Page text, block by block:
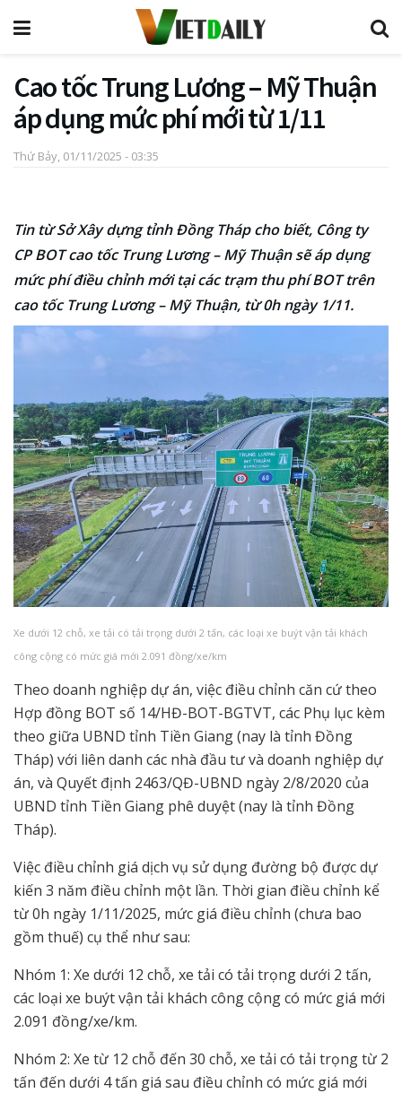
Cao tốc Trung Lương – Mỹ Thuận
áp dụng mức phí mới từ 1/11
Thứ Bảy, 01/11/2025 - 03:35
Tin từ Sở Xây dựng tỉnh Đồng Tháp cho biết, Công ty
CP BOT cao tốc Trung Lương – Mỹ Thuận sẽ áp dụng
mức phí điều chỉnh mới tại các trạm thu phí BOT trên
cao tốc Trung Lương – Mỹ Thuận, từ 0h ngày 1/11.
Xe dưới 12 chỗ, xe tải có tải trọng dưới 2 tấn, các loại xe buýt vận tải khách
công cộng có mức giá mới 2.091 đồng/xe/km
Theo doanh nghiệp dự án, việc điều chỉnh căn cứ theo
Hợp đồng BOT số 14/HĐ-BOT-BGTVT, các Phụ lục kèm
theo giữa UBND tỉnh Tiền Giang (nay là tỉnh Đồng
Tháp) với liên danh các nhà đầu tư và doanh nghiệp dự
án, và Quyết định 2463/QĐ-UBND ngày 2/8/2020 của
UBND tỉnh Tiền Giang phê duyệt (nay là tỉnh Đồng
Tháp).
Việc điều chỉnh giá dịch vụ sử dụng đường bộ được dự
kiến 3 năm điều chỉnh một lần. Thời gian điều chỉnh kể
từ 0h ngày 1/11/2025, mức giá điều chỉnh (chưa bao
gồm thuế) cụ thể như sau:
Nhóm 1: Xe dưới 12 chỗ, xe tải có tải trọng dưới 2 tấn,
các loại xe buýt vận tải khách công cộng có mức giá mới
2.091 đồng/xe/km.
Nhóm 2: Xe từ 12 chỗ đến 30 chỗ, xe tải có tải trọng từ 2
tấn đến dưới 4 tấn giá sau điều chỉnh có mức giá mới